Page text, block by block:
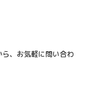
、お気軽に問い合わ